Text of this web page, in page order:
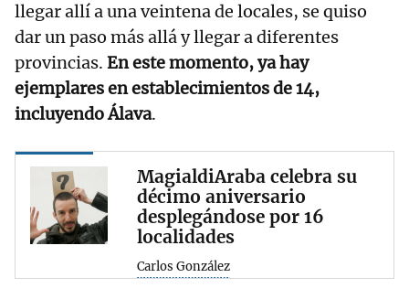
llegar allí a una veintena de locales, se quiso
dar un paso más allá y llegar a diferentes
provincias. En este momento, ya hay
ejemplares en establecimientos de 14,
incluyendo Álava.
MagialdiAraba celebra su
décimo aniversario
desplegándose por 16
localidades
Carlos González